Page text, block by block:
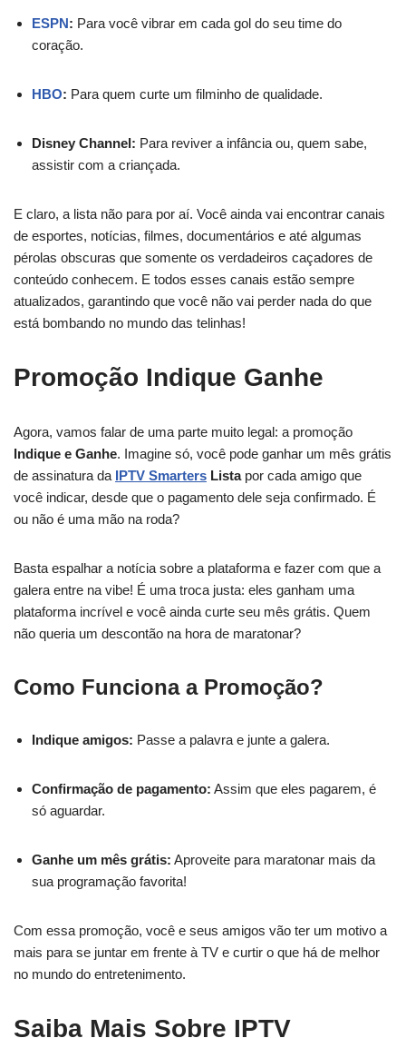
ESPN: Para você vibrar em cada gol do seu time do
coração.
HBO: Para quem curte um filminho de qualidade.
Disney Channel: Para reviver a infância ou, quem sabe,
assistir com a criançada.
E claro, a lista não para por aí. Você ainda vai encontrar canais
de esportes, notícias, filmes, documentários e até algumas
pérolas obscuras que somente os verdadeiros caçadores de
conteúdo conhecem. E todos esses canais estão sempre
atualizados, garantindo que você não vai perder nada do que
está bombando no mundo das telinhas!
Promoção Indique Ganhe
Agora, vamos falar de uma parte muito legal: a promoção
Indique e Ganhe. Imagine só, você pode ganhar um mês grátis
de assinatura da IPTV Smarters Listapor cada amigo que
você indicar, desde que o pagamento dele seja confirmado. É
ou não é uma mão na roda?
Basta espalhar a notícia sobre a plataforma e fazer com que a
galera entre na vibe! É uma troca justa: eles ganham uma
plataforma incrível e você ainda curte seu mês grátis. Quem
não queria um descontão na hora de maratonar?
Como Funciona a Promoção?
Indique amigos: Passe a palavra e junte a galera.
Confirmação de pagamento: Assim que eles pagarem, é
só aguardar.
Ganhe um mês grátis: Aproveite para maratonar mais da
sua programação favorita!
Com essa promoção, você e seus amigos vão ter um motivo a
mais para se juntar em frente à TV e curtir o que há de melhor
no mundo do entretenimento.
Saiba Mais Sobre IPTV